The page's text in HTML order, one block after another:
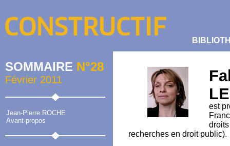
SOMMAIRE N°28
Février 2011
Jean-Pierre ROCHE
Avant-propos
est
recherches en droit public).